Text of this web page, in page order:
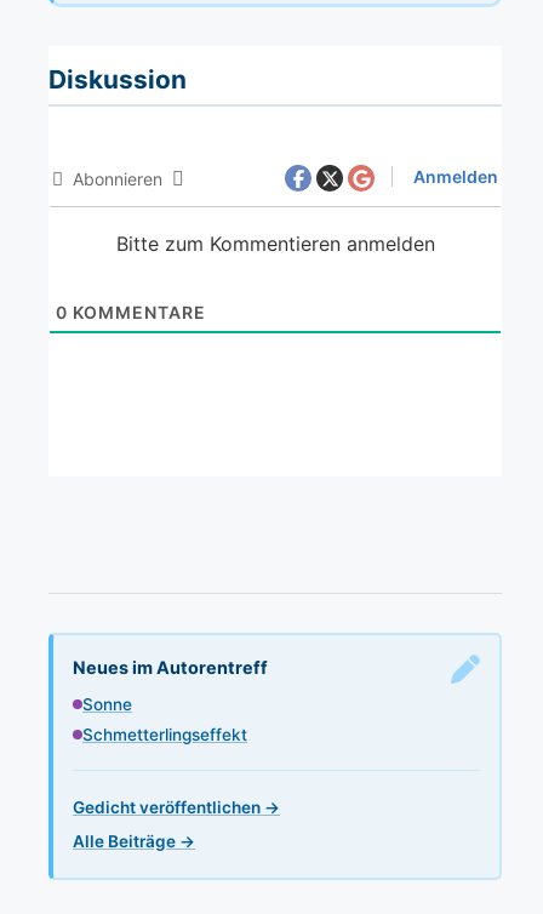
Diskussion
Abonnieren Anmelden
Bitte zum Kommentieren anmelden
0 KOMMENTARE
Neues im Autorentreff
Sonne
Schmetterlingseffekt
Gedicht veröffentlichen →
Alle Beiträge →